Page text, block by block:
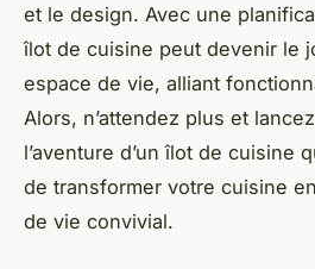
et le design. Avec une
îlot de cuisine peut devenir le
espace de vie, alliant
Alors, n’attendez plus et
l’aventure d’un îlot de cuisine
de transformer votre cuisine
de vie convivial.